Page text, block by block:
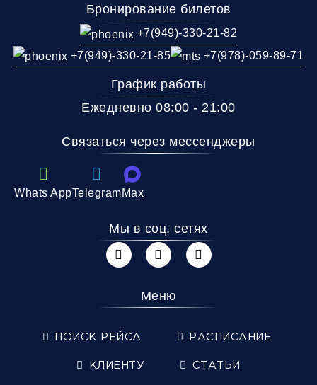
Телевизор Комфорт
Wi-Fi
Климат контроль
Дополнительный багаж - 350Р
Бронирование билетов
+7(949)-330-21-82
+7(949)-330-21-85
+7(978)-059-89-71
График работы
Ежедневно 08:00 - 21:00
Связаться через мессенджеры
Whats AppTelegramMax
Мы в соц. сетях
Меню
ПОИСК РЕЙСА РАСПИСАНИЕ
КЛИЕНТУ СТАТЬИ